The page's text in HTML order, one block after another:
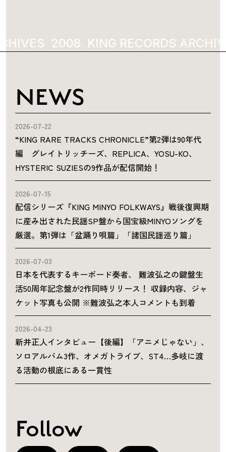
2008 KING RECORDS
NEWS
2026-07-22
“KING RARE TRACKS CHRONICLE”第2弾は90年代
編 グレイトリッチーズ、REPLICA、YOSU-KO、
HYSTERIC SUZIESの9作品が配信開始！
2026-07-15
配信シリーズ『KING MINYO FOLKWAYS』戦後復興期
に産み出された民謡SP盤から国宝級MINYOソングを
厳選。第1弾は「盆踊り唄篇」「諸国民謡巡り篇」
2026-07-03
日本を代表するキーボード奏者、 難波弘之の鍵盤生
活50周年記念盤が2作同時リリース！ 収録内容、ジャ
ケット写真も公開 ※難波弘之本人コメントも到着
2026-04-23
新井正人インタビュー【後編】「アニメじゃない」、
ソロアルバム3作、オメガトライブ、ST4…多岐に渡
る活動の根底にある一貫性
Follow